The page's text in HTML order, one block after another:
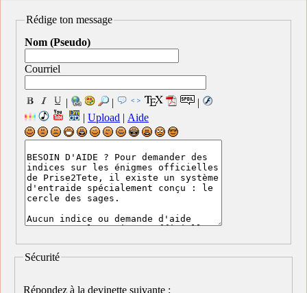
Rédige ton message
Nom (Pseudo)
Courriel
| |
|
| Upload | Aide
Sécurité
Répondez à la devinette suivante :